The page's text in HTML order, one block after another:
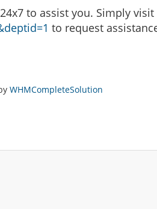
to assist you. Simply visit
to request
WHMCompleteSolution